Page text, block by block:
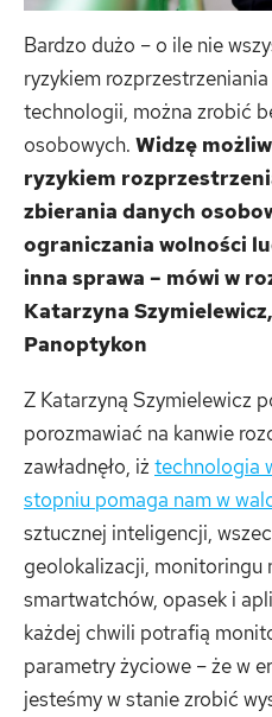
Bardzo dużo – o ile nie
ryzykiem
technologii, można zrobić
osobowych. Widzę
ryzykiem
zbierania danych
ograniczania wolności
inna sprawa – mówi w
Katarzyna
Panoptykon
Z Katarzyną Szymielewicz
porozmawiać na kanwie
zawładnęło, iż technologia
stopniu pomaga nam w
sztucznej inteligencji,
geolokalizacji, monitoringu
smartwatchów, opasek i
każdej chwili potrafią
parametry życiowe – że w
jesteśmy w stanie zrobić